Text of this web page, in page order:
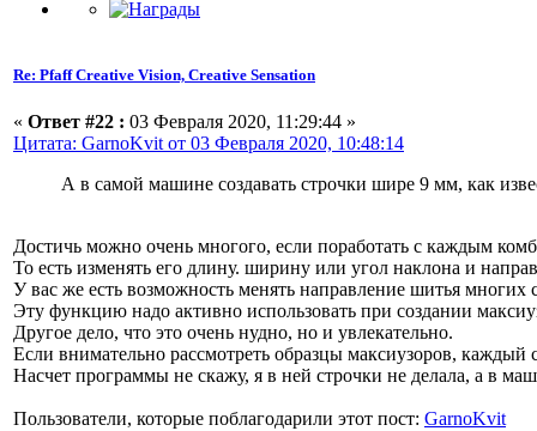
Re: Pfaff Creative Vision, Creative Sensation
« Ответ #22 : 03 Февраля 2020, 11:29:44 »
Цитата: GarnoKvit от 03 Февраля 2020, 10:48:14
А в самой машине создавать строчки шире 9 мм, как
Достичь можно очень многого, если поработать с каждым
То есть изменять его длину. ширину или угол наклона и
У вас же есть возможность менять направление шитья многих
Эту функцию надо активно использовать при создании
Другое дело, что это очень нудно, но и увлекательно.
Если внимательно рассмотреть образцы максиузоров, каждый
Насчет программы не скажу, я в ней строчки не делала, а в
Пользователи, которые поблагодарили этот пост: GarnoKvit